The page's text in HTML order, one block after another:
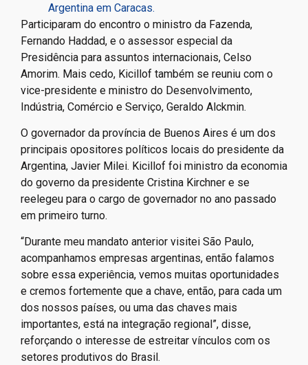
Argentina em Caracas.
Participaram do encontro o ministro da Fazenda,
Fernando Haddad, e o assessor especial da
Presidência para assuntos internacionais, Celso
Amorim. Mais cedo, Kicillof também se reuniu com o
vice-presidente e ministro do Desenvolvimento,
Indústria, Comércio e Serviço, Geraldo Alckmin.
O governador da província de Buenos Aires é um dos
principais opositores políticos locais do presidente da
Argentina, Javier Milei. Kicillof foi ministro da economia
do governo da presidente Cristina Kirchner e se
reelegeu para o cargo de governador no ano passado
em primeiro turno.
“Durante meu mandato anterior visitei São Paulo,
acompanhamos empresas argentinas, então falamos
sobre essa experiência, vemos muitas oportunidades
e cremos fortemente que a chave, então, para cada um
dos nossos países, ou uma das chaves mais
importantes, está na integração regional”, disse,
reforçando o interesse de estreitar vínculos com os
setores produtivos do Brasil.